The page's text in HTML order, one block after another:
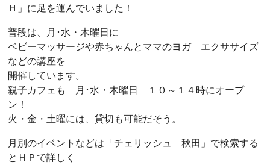
Ｈ」に足を運んでいました！
普段は、月･水・木曜日に
ベビーマッサージや赤ちゃんとママのヨガ エクササイズ
などの講座を
開催しています。
親子カフェも 月･水・木曜日 １０～１４時にオープ
ン！
火・金・土曜には、貸切も可能だそう。
月別のイベントなどは「チェリッシュ 秋田」で検索する
とＨＰで詳しく